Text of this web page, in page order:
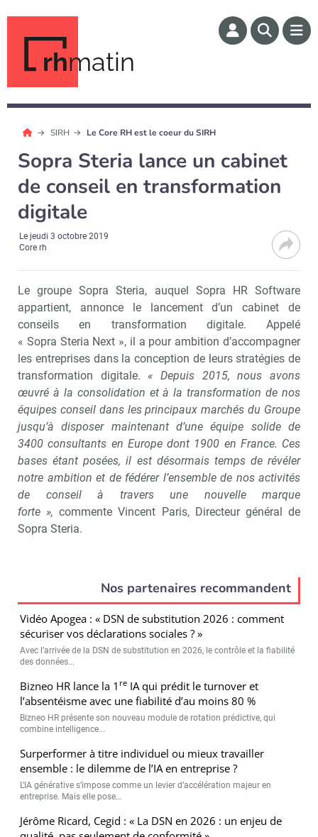
rhmatin
SIRH Le Core RH est le coeur du SIRH
Sopra Steria lance un cabinet
de conseil en transformation
digitale
Lejeudi 3 octobre 2019
Core rh
Le groupe Sopra Steria, auquel Sopra HR Software
appartient, annonce le lancement d’un cabinet de
conseils en transformation digitale. Appelé
« Sopra Steria Next », il a pour ambition d’accompagner
les entreprises dans la conception de leurs stratégies de
transformation digitale. « Depuis 2015, nous avons
œuvré à la consolidation et à la transformation de nos
équipes conseil dans les principaux marchés du Groupe
jusqu’à disposer maintenant d’une équipe solide de
3400 consultants en Europe dont 1900 en France. Ces
bases étant posées, il est désormais temps de révéler
notre ambition et de fédérer l’ensemble de nos activités
de conseil à travers une nouvelle marque
forte »,commente Vincent Paris, Directeur général de
Sopra Steria.
Nos partenaires recommandent
Vidéo Apogea : « DSN de substitution 2026 : comment
sécuriser vos déclarations sociales ? »
Avec l’arrivée de la DSN de substitution en 2026, le contrôle et la fiabilité
des données...
Bizneo HR lance la 1 re IA qui prédit le turnover et
l’absentéisme avec une fiabilité d’au moins 80 %
Bizneo HR présente son nouveau module de rotation prédictive, qui
combine intelligence...
Surperformer à titre individuel ou mieux travailler
ensemble : le dilemme de l’IA en entreprise ?
L’IA générative s’impose comme un levier d’accélération majeur en
entreprise. Mais elle pose...
Jérôme Ricard, Cegid : « La DSN en 2026 : un enjeu de